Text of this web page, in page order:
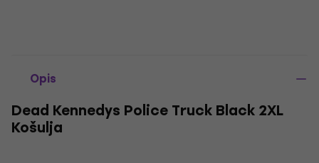
Opis
Dead Kennedys Police Truck Black 2XL
Košulja